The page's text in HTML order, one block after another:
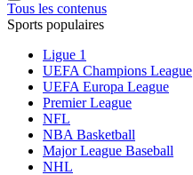
Tous les contenus
Sports populaires
Ligue 1
UEFA Champions League
UEFA Europa League
Premier League
NFL
NBA Basketball
Major League Baseball
NHL